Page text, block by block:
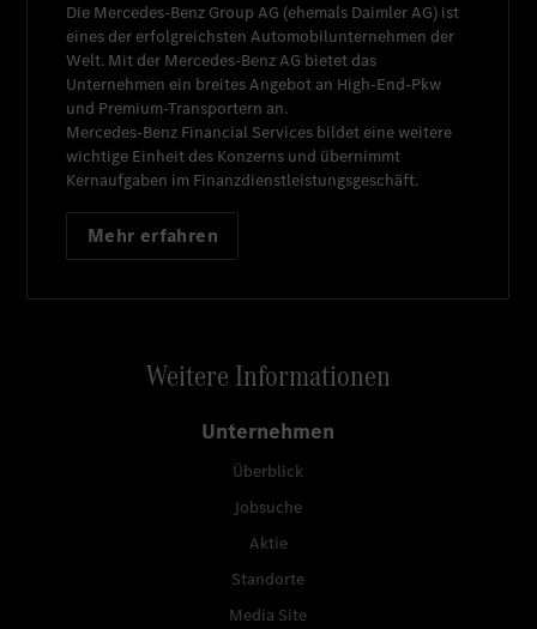
Die Mercedes-Benz Group AG (ehemals Daimler AG) ist
eines der erfolgreichsten Automobilunternehmen der
Welt. Mit der Mercedes-Benz AG bietet das
Unternehmen ein breites Angebot an High-End-Pkw
und Premium-Transportern an.
Mercedes-Benz Financial Services bildet eine weitere
wichtige Einheit des Konzerns und übernimmt
Kernaufgaben im Finanzdienstleistungsgeschäft.
Mehr erfahren
Weitere Informationen
Unternehmen
Überblick
Jobsuche
Aktie
Standorte
Media Site